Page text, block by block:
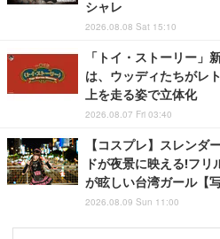
シャレ
2026.08.08 Sat 15:10
「トイ・ストーリー」
は、ウッディたちがレ
上を走る姿で立体化
2026.08.07 Fri 03:40
【コスプレ】スレンダ
ドが夜景に映える!フ
が眩しい台湾ガール【
2026.08.09 Sun 11:00